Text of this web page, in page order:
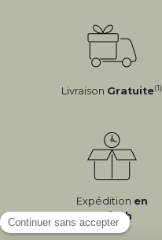
Livraison Gratuite(1)
Expédition en
24/72h